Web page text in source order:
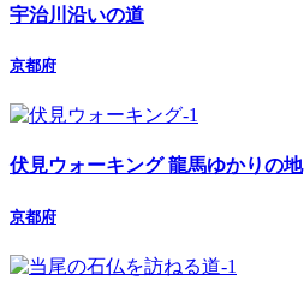
宇治川沿いの道
京都府
伏見ウォーキング 龍馬ゆかりの地
京都府